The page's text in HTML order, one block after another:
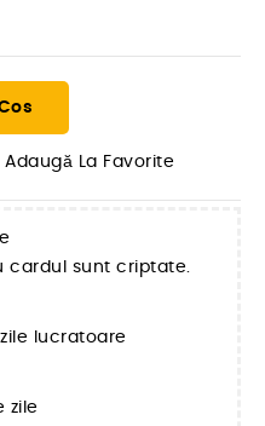
Adaugă La Favorite
cardul sunt criptate.
lucratoare
zile